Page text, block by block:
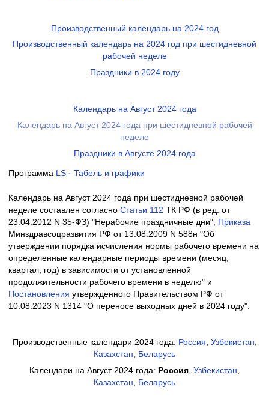
Производственный календарь на 2024 год
Производственный календарь на 2024 год при шестидневной
рабочей неделе
Праздники в 2024 году
Календарь на Август 2024 года
Календарь на Август 2024 года при шестидневной рабочей
неделе
Праздники в Августе 2024 года
Программа LS · Табель и графики
Календарь на Август 2024 года при шестидневной рабочей
неделе составлен согласно Cтатьи 112 ТК РФ (в ред. от
23.04.2012 N 35-ФЗ) "Нерабочие праздничные дни", Приказа
Минздравсоцразвития РФ от 13.08.2009 N 588н "Об
утверждении порядка исчисления нормы рабочего времени на
определенные календарные периоды времени (месяц,
квартал, год) в зависимости от установленной
продолжительности рабочего времени в неделю" и
Постановления утвержденного Правительством РФ от
10.08.2023 N 1314 "О переносе выходных дней в 2024 году".
Производственные календари 2024 года: Россия, Узбекистан,
Казахстан, Беларусь
Календари на Август 2024 года: Россия, Узбекистан,
Казахстан, Беларусь